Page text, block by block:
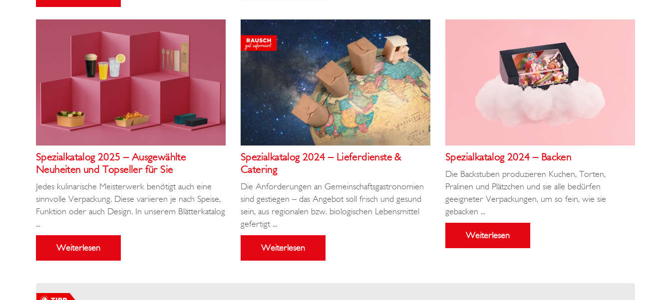
Spezialkatalog 2025 – Ausgewählte
Neuheiten und Topseller für Sie
Jedes kulinarische Meisterwerk benötigt auch eine
sinnvolle Verpackung. Diese variieren je nach Speise,
Funktion oder auch Design. In unserem Blätterkatalog
...
Weiterlesen
Spezialkatalog 2024 – Lieferdienste &
Catering
Die Anforderungen an Gemeinschaftsgastronomien
sind gestiegen – das Angebot soll frisch und gesund
sein, aus regionalen bzw. biologischen Lebensmittel
gefertigt ...
Weiterlesen
Spezialkatalog 2024 – Backen
Die Backstuben produzieren Kuchen, Torten,
Pralinen und Plätzchen und sie alle bedürfen
geeigneter Verpackungen, um so fein, wie sie
gebacken ...
Weiterlesen